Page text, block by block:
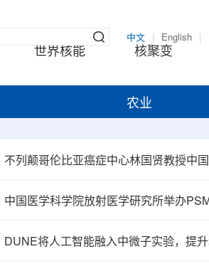
中文 English
世界核能 核聚变
农业